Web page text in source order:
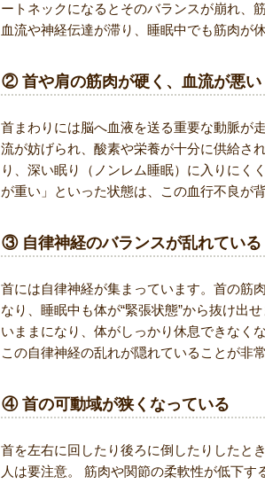
ートネックになるとそのバランスが崩れ、
血流や神経伝達が滞り、睡眠中でも筋肉が
② 首や肩の筋肉が硬く、血流が悪い
首まわりには脳へ血液を送る重要な動脈が
流が妨げられ、酸素や栄養が十分に供給さ
り、深い眠り（ノンレム睡眠）に入りにく
が重い」といった状態は、この血行不良が
③ 自律神経のバランスが乱れている
首には自律神経が集まっています。首の筋
なり、睡眠中も体が“緊張状態”から抜け出
いままになり、体がしっかり休息できなく
この自律神経の乱れが隠れていることが非
④ 首の可動域が狭くなっている
首を左右に回したり後ろに倒したりしたと
人は要注意。 筋肉や関節の柔軟性が低下